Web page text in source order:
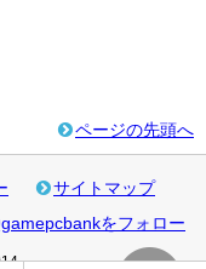
ページの先頭へ
サイトマップ
をフォロー